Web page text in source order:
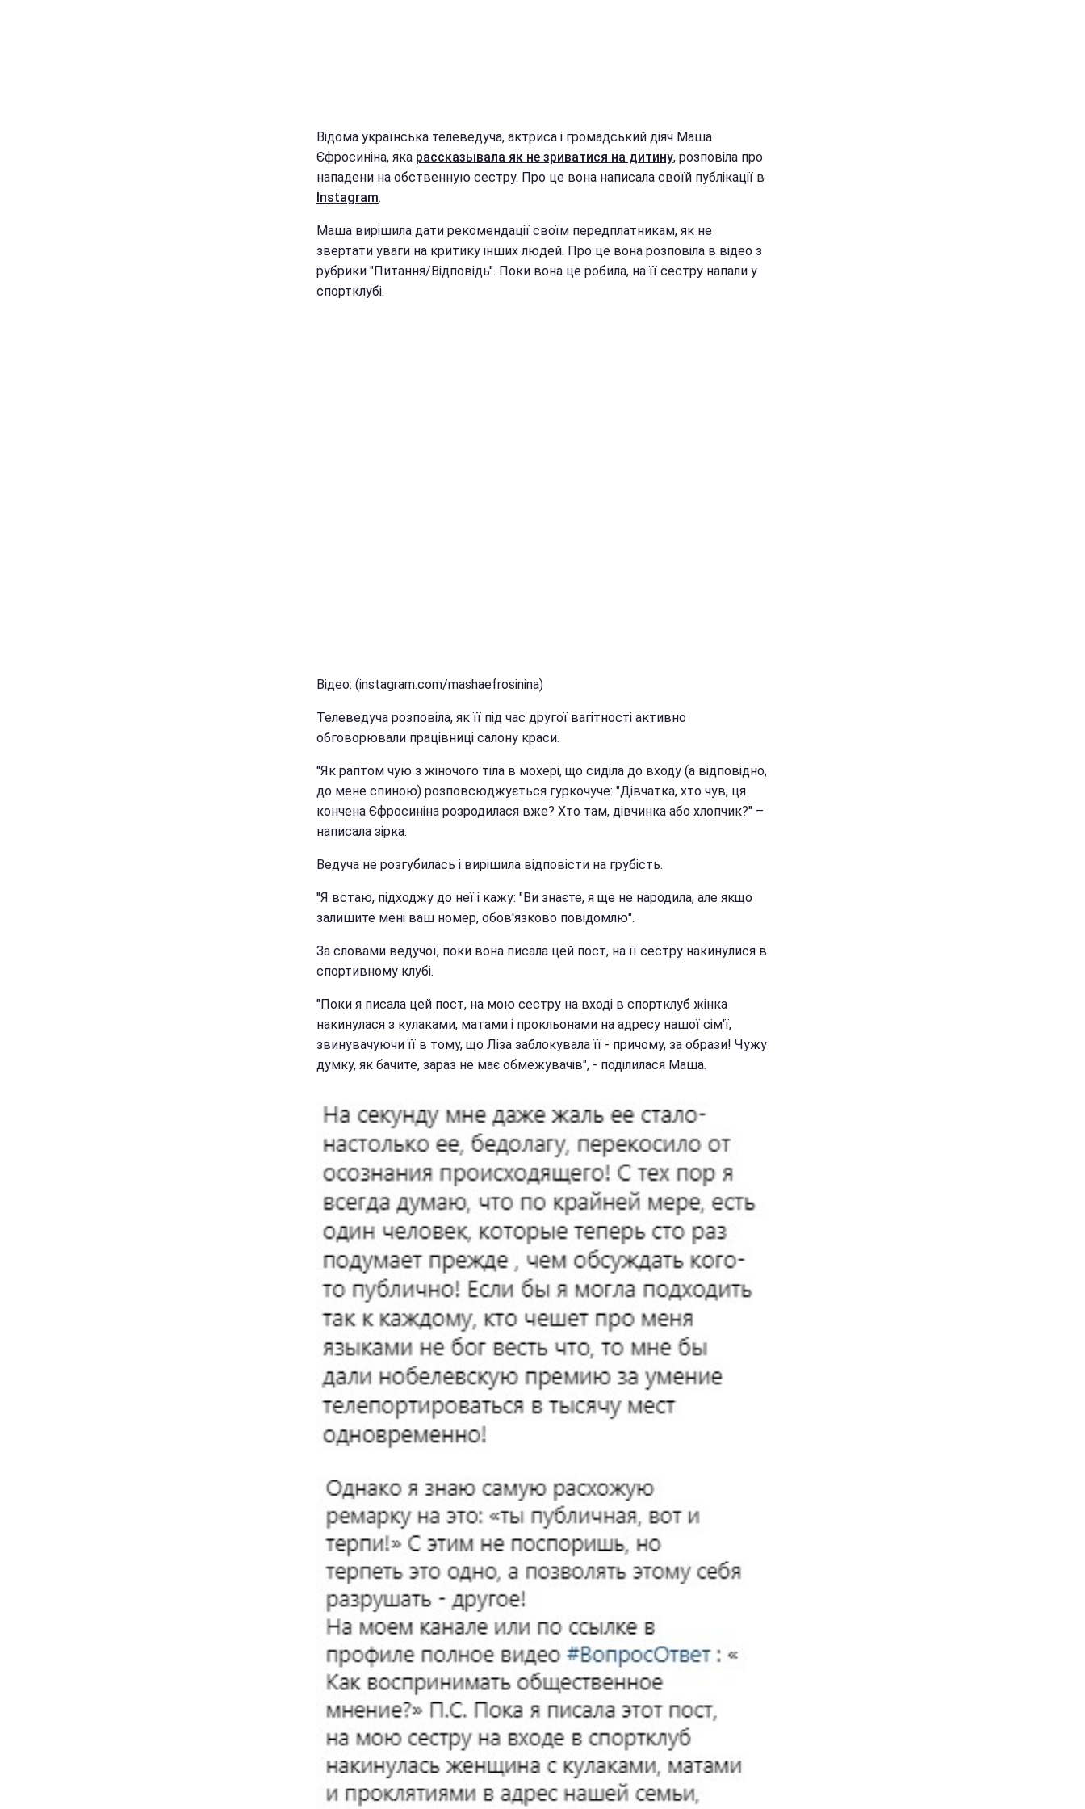
Відома українська телеведуча, актриса і громадський діяч Маша
Єфросиніна, яка рассказывала як не зриватися на дитину, розповіла про
нападени на обственную сестру. Про це вона написала своїй публікації в
Instagram.
Маша вирішила дати рекомендації своїм передплатникам, як не
звертати уваги на критику інших людей. Про це вона розповіла в відео з
рубрики "Питання/Відповідь". Поки вона це робила, на її сестру напали у
спортклубі.
Відео: (instagram.com/mashaefrosinina)
Телеведуча розповіла, як її під час другої вагітності активно
обговорювали працівниці салону краси.
"Як раптом чую з жіночого тіла в мохері, що сиділа до входу (а відповідно,
до мене спиною) розповсюджується гуркочуче: "Дівчатка, хто чув, ця
кончена Єфросиніна розродилася вже? Хто там, дівчинка або хлопчик?" –
написала зірка.
Ведуча не розгубилась і вирішила відповісти на грубість.
"Я встаю, підходжу до неї і кажу: "Ви знаєте, я ще не народила, але якщо
залишите мені ваш номер, обов'язково повідомлю".
За словами ведучої, поки вона писала цей пост, на її сестру накинулися в
спортивному клубі.
"Поки я писала цей пост, на мою сестру на вході в спортклуб жінка
накинулася з кулаками, матами і прокльонами на адресу нашої сім'ї,
звинувачуючи її в тому, що Ліза заблокувала її - причому, за образи! Чужу
думку, як бачите, зараз не має обмежувачів", - поділилася Маша.